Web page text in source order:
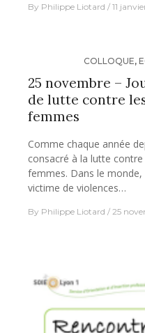
By Philippe Liotard 11
COLLOQUE,
25 novembre –
de lutte contre
femmes
Comme chaque année
consacré à la lutte
femmes. Dans le
victime de violences…
By Philippe Liotard 25